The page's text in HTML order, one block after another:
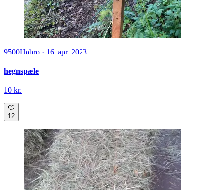
9500Hobro · 16. apr. 2023
hegnspæle
10 kr.
12